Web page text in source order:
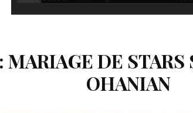
MARIAGE DE
OHANIAN